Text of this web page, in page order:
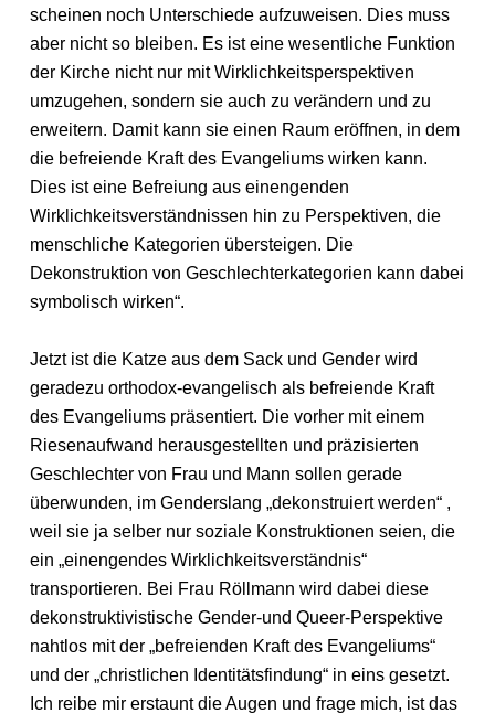
scheinen noch Unterschiede aufzuweisen. Dies muss
aber nicht so bleiben. Es ist eine wesentliche Funktion
der Kirche nicht nur mit Wirklichkeitsperspektiven
umzugehen, sondern sie auch zu verändern und zu
erweitern. Damit kann sie einen Raum eröffnen, in dem
die befreiende Kraft des Evangeliums wirken kann.
Dies ist eine Befreiung aus einengenden
Wirklichkeitsverständnissen hin zu Perspektiven, die
menschliche Kategorien übersteigen. Die
Dekonstruktion von Geschlechterkategorien kann dabei
symbolisch wirken“.
Jetzt ist die Katze aus dem Sack und Gender wird
geradezu orthodox-evangelisch als befreiende Kraft
des Evangeliums präsentiert. Die vorher mit einem
Riesenaufwand herausgestellten und präzisierten
Geschlechter von Frau und Mann sollen gerade
überwunden, im Genderslang „dekonstruiert werden“ ,
weil sie ja selber nur soziale Konstruktionen seien, die
ein „einengendes Wirklichkeitsverständnis“
transportieren. Bei Frau Röllmann wird dabei diese
dekonstruktivistische Gender-und Queer-Perspektive
nahtlos mit der „befreienden Kraft des Evangeliums“
und der „christlichen Identitätsfindung“ in eins gesetzt.
Ich reibe mir erstaunt die Augen und frage mich, ist das